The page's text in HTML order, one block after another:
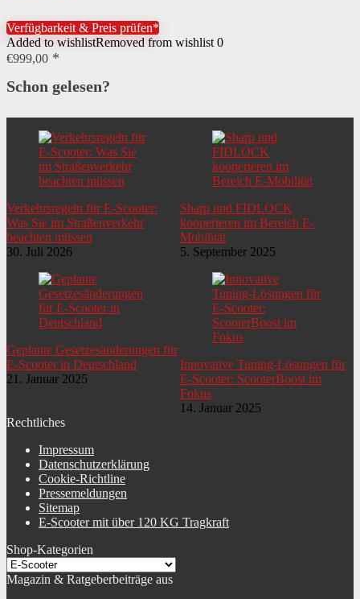
Verfügbarkeit & Preis prüfen*
Added to wishlistRemoved from wishlist 0
€999,00
Schon gelesen?
Verkehrsregeln für E-Scooter:
Was Sie im Straßenverkehr
beachten müssen
30. Juli 2026
Sharp und FIDLOCK
kooperieren im Bereich E-
Mobilität
5. September 2025
Geplante Gesetzesänderungen für
E-Scooter in Deutschland
21. Januar 2025
Innovative Tuning-Lösungen für
E-Scooter: ScooterBoost im
Fokus
14. Januar 2025
Rechtliches
Impressum
Datenschutzerklärung
Cookie-Richtline
Pressemeldungen
Sitemap
E-Scooter mit über 120 KG Tragkraft
Shop-Kategorien
Magazin & Ratgeberbeiträge aus